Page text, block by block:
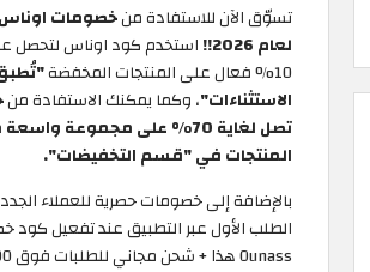
تسوّق الآن للاستفادة منخصومات اوناس
لعام 2026!!
استخدم كود اوناس لتحصل
10% فعال على المنتجات المخفضة
الاستثناءات"، وكما يمكنك الاستفادة من
تصل لغاية 70% على مجموعة
المنتجات في "قسم التخفيضات".
بالإضافة إلى خصومات حصرية للعملاء
الطلب الأول عبر التطبيق عند تفعيل كود
Ounass هذا + شحن مجاني للطلبات فوق 500 ريال.